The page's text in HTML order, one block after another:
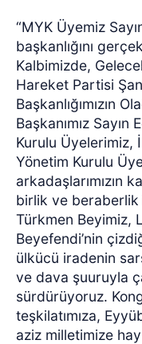
“MYK Üyemiz
başkanlığını
Kalbimizde,
Hareket Partisi
Başkanlığımızın
Başkanımız
Kurulu Üyelerimiz,
Yönetim Kurulu
arkadaşlarımızın
birlik ve
Türkmen Beyimiz,
Beyefendi’nin
ülkücü iradenin
ve dava şuuruyla
sürdürüyoruz.
teşkilatımıza,
aziz milletimize